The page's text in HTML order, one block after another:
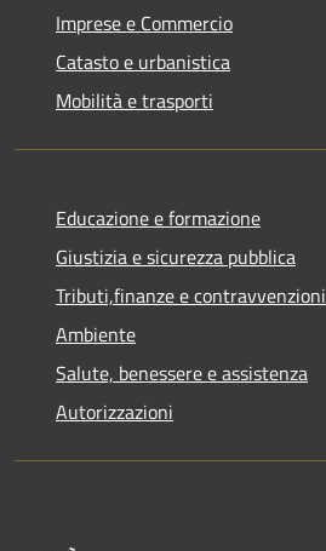
Imprese e Commercio
Catasto e urbanistica
Mobilità e trasporti
Educazione e formazione
Giustizia e sicurezza pubblica
Tributi,finanze e contravvenzioni
Ambiente
Salute, benessere e assistenza
Autorizzazioni